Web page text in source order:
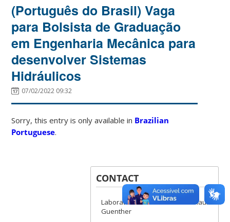
(Português do Brasil) Vaga
para Bolsista de Graduação
em Engenharia Mecânica para
desenvolver Sistemas
Hidráulicos
07/02/2022 09:32
Sorry, this entry is only available in Brazilian
Portuguese.
CONTACT
Laboratório de Robótica Prof. Raul
Guenther